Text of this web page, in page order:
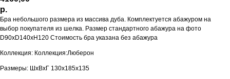
р.
Бра небольшого размера из массива дуба. Комплектуется абажуром на
выбор покупателя из шелка. Размер стандартного абажура на фото
D90хD140хН120 Стоимость бра указана без абажура
Коллекция: Коллекция:Люберон
Размеры: ШхВхГ 130х185х135